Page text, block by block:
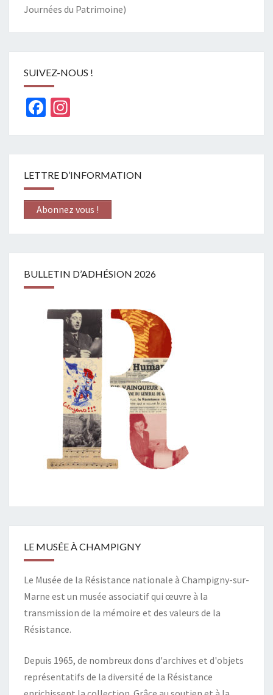
Journées du Patrimoine)
SUIVEZ-NOUS !
Facebook
LETTRE D’INFORMATION
Abonnez vous !
BULLETIN D’ADHÉSION 2026
LE MUSÉE À CHAMPIGNY
Le Musée de la Résistance nationale à Champigny-sur-
Marne est un musée associatif qui œuvre à la
transmission de la mémoire et des valeurs de la
Résistance.
Depuis 1965, de nombreux dons d'archives et d'objets
représentatifs de la diversité de la Résistance